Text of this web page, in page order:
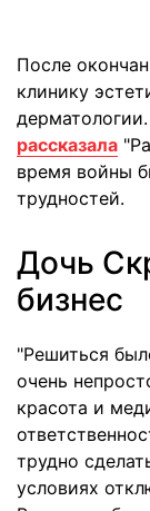
После
клинику
рассказала
время войны
трудностей.
Дочь
бизнес
"Решиться
очень
красота и
трудно
условиях